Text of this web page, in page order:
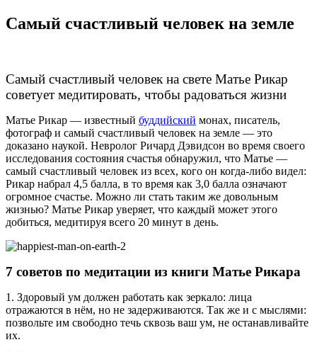
Самый счастливый человек на земле
Самый счастливый человек на свете Матье Рикар
советует медитировать, чтобы радоваться жизни
Матье Рикар — известный буддийский монах, писатель,
фотограф и самый счастливый человек на земле — это
доказано наукой. Невролог Ричард Дэвидсон во время своего
исследования состояния счастья обнаружил, что Матье —
самый счастливый человек из всех, кого он когда-либо видел:
Рикар набрал 4,5 балла, в то время как 3,0 балла означают
огромное счастье. Можно ли стать таким же довольным
жизнью? Матье Рикар уверяет, что каждый может этого
добиться, медитируя всего 20 минут в день.
7 советов по медитации из книги Матье Рикара
1. Здоровый ум должен работать как зеркало: лица
отражаются в нём, но не задерживаются. Так же и с мыслями:
позвольте им свободно течь сквозь ваш ум, не останавливайте
их.